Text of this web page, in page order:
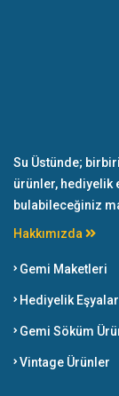
Su Üstünde;
ürünler, hediyelik
bulabileceğiniz
Hakkımızda
Gemi Maketleri
Hediyelik Eşyalar
Gemi Söküm
Vintage Ürünler